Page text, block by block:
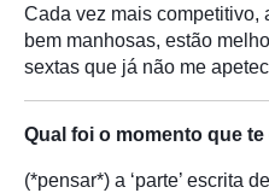
Cada vez mais competitivo,
bem manhosas, estão
sextas que já não me
Qual foi o momento que
(*pensar*) a ‘parte’ escrita